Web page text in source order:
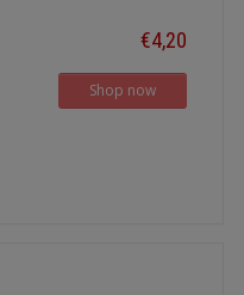
€4,20
Shop now